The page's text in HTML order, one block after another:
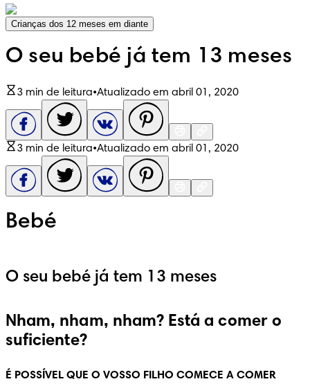
Crianças dos 12 meses em diante
O seu bebé já tem 13 meses
3 min de leitura•Atualizado em abril 01, 2020
3 min de leitura•Atualizado em abril 01, 2020
Bebé
O seu bebé já tem 13 meses
Nham, nham, nham? Está a comer o
suficiente?
É POSSÍVEL QUE O VOSSO FILHO COMECE A COMER